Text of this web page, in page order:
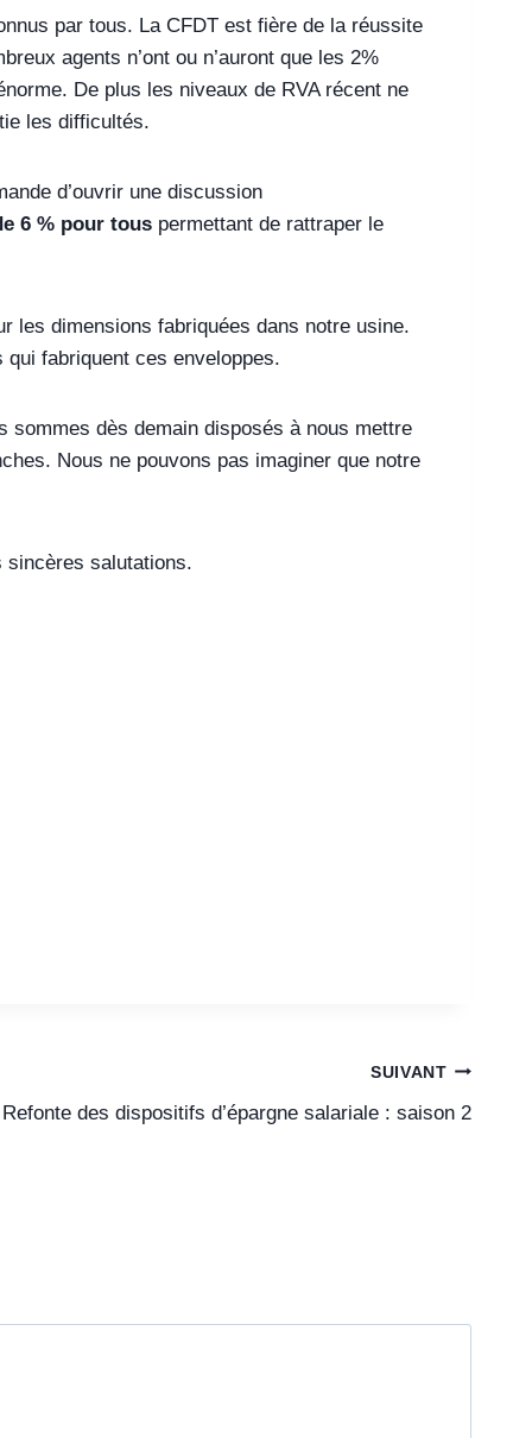
par tous. La CFDT est fière de la réussite
agents n’ont ou n’auront que les 2%
De plus les niveaux de RVA récent ne
les difficultés.
d’ouvrir une discussion
6 % pour tous permettant de rattraper le
les dimensions fabriquées dans notre usine.
qui fabriquent ces enveloppes.
sommes dès demain disposés à nous mettre
Nous ne pouvons pas imaginer que notre
sincères salutations.
SUIVANT
Refonte des dispositifs d’épargne salariale : saison 2